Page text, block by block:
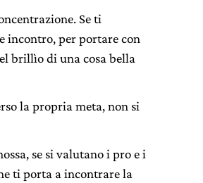
Se ti
incontro, per portare con
brillìo di una cosa bella
la propria meta, non si
se si valutano i pro e i
ti porta a incontrare la